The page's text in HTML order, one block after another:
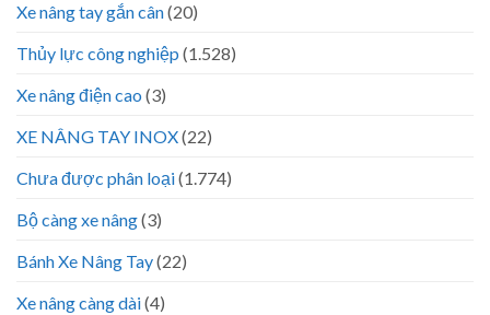
Xe nâng tay gắn cân(20)
Thủy lực công nghiệp (1.528)
Xe nâng điện cao (3)
XE NÂNG TAY INOX(22)
Chưa được phân loại(1.774)
Bộ càng xe nâng(3)
Bánh Xe Nâng Tay(22)
Xe nâng càng dài(4)